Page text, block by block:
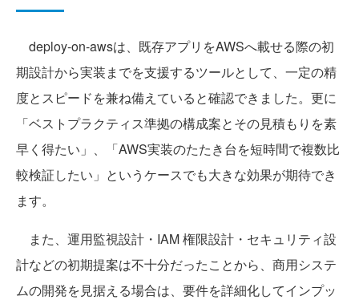
deploy-on-awsは、既存アプリをAWSへ載せる際の初
期設計から実装までを支援するツールとして、一定の精
度とスピードを兼ね備えていると確認できました。更に
「ベストプラクティス準拠の構成案とその見積もりを素
早く得たい」、「AWS実装のたたき台を短時間で複数比
較検証したい」というケースでも大きな効果が期待でき
ます。
また、運用監視設計・IAM 権限設計・セキュリティ設
計などの初期提案は不十分だったことから、商用システ
ムの開発を見据える場合は、要件を詳細化してインプッ